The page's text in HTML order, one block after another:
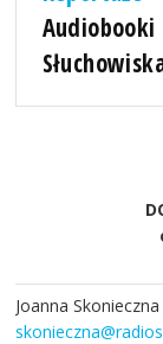
Audiobooki
Joanna Skonieczna